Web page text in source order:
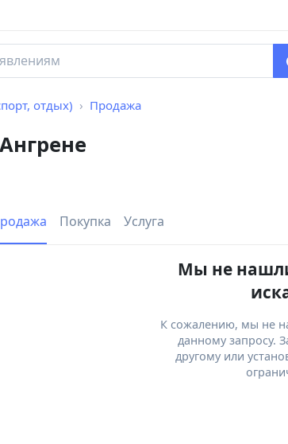
отдых) Продажа
Покупка Услуга
Мы не
К сожалению, мы не
данному запросу.
другому или